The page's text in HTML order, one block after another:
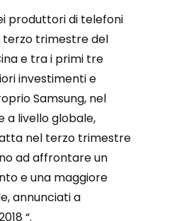
produttori di telefoni
terzo trimestre del
e tra i primi tre
investimenti e
Samsung, nel
a livello globale,
nel terzo trimestre
ad affrontare un
e una maggiore
annunciati a
“.